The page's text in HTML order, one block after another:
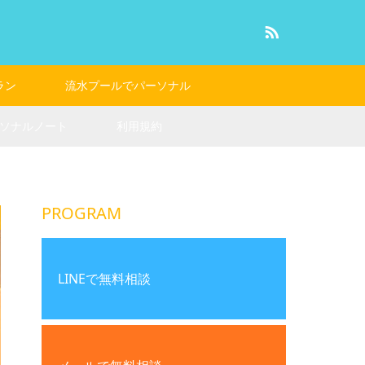
ン 流水プールでパーソナル
PROGRAM
LINEで無料相談